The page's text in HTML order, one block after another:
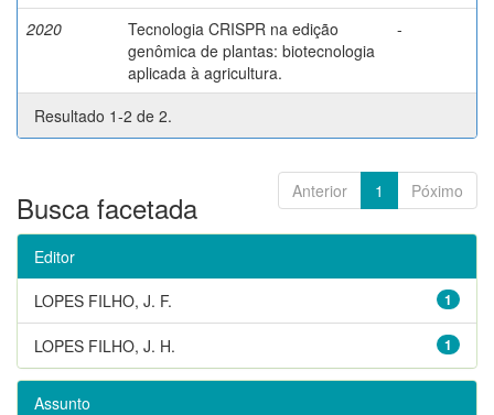
2020
Tecnologia CRISPR na edição
genômica de plantas: biotecnologia
aplicada à agricultura.
-
Resultado 1-2 de 2.
Anterior 1 Póximo
Busca facetada
Editor
1
LOPES FILHO, J. F.
1
LOPES FILHO, J. H.
Assunto